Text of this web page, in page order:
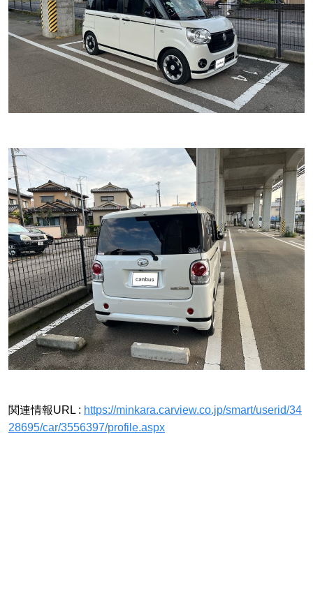
関連情報URL : https://minkara.carview.co.jp/smart/userid/34
28695/car/3556397/profile.aspx